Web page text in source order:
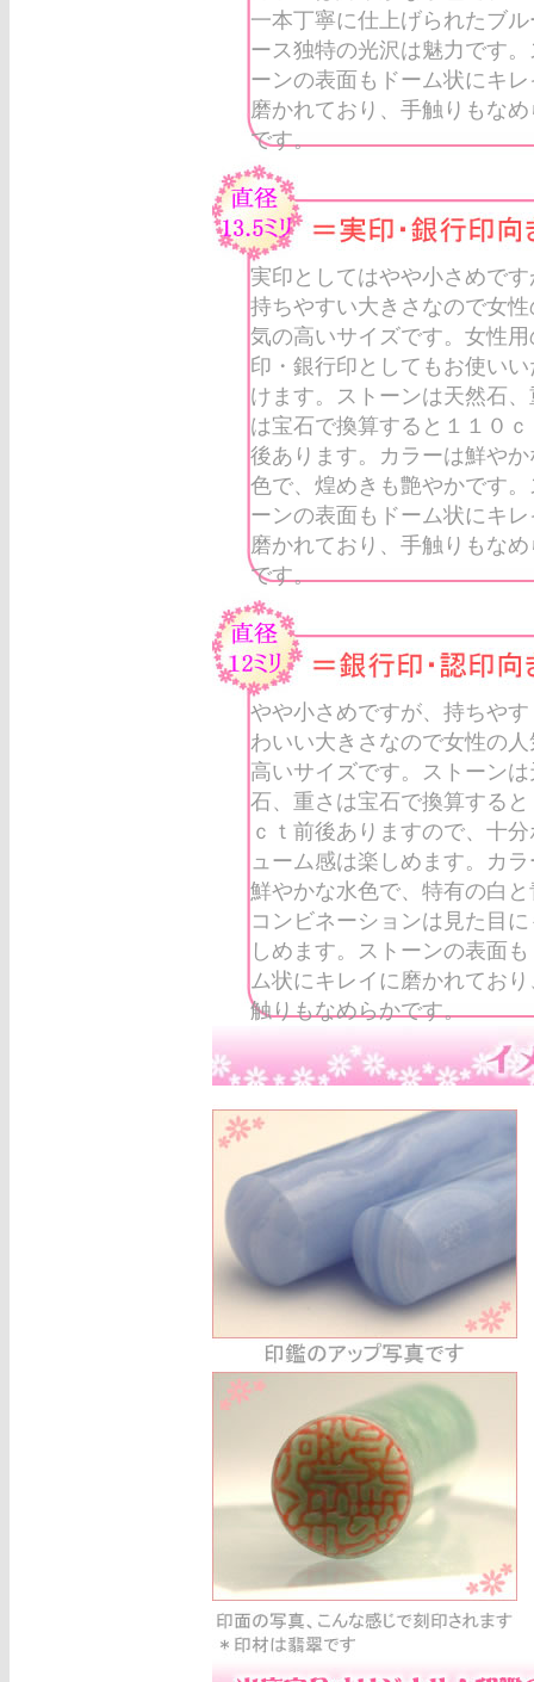
一本丁寧に仕上げられたブ
ース独特の光沢は魅力です
ーンの表面もドーム状にキ
磨かれており、手触りもな
です。
実印としてはやや小さめです
持ちやすい大きさなので女性
気の高いサイズです。女性
印・銀行印としてもお使い
けます。ストーンは天然石
は宝石で換算すると１１０
後あります。カラーは鮮やか
色で、煌めきも艶やかです。
ーンの表面もドーム状にキ
磨かれており、手触りもな
です。
やや小さめですが、持ちやす
わいい大きさなので女性の人
高いサイズです。ストーン
石、重さは宝石で換算すると
ｃｔ前後ありますので、十
ューム感は楽しめます。カ
鮮やかな水色で、特有の白と
コンビネーションは見た目
しめます。ストーンの表面
ム状にキレイに磨かれてお
触りもなめらかです。